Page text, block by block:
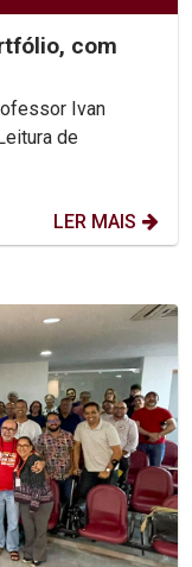
com
Ivan
de
LER MAIS